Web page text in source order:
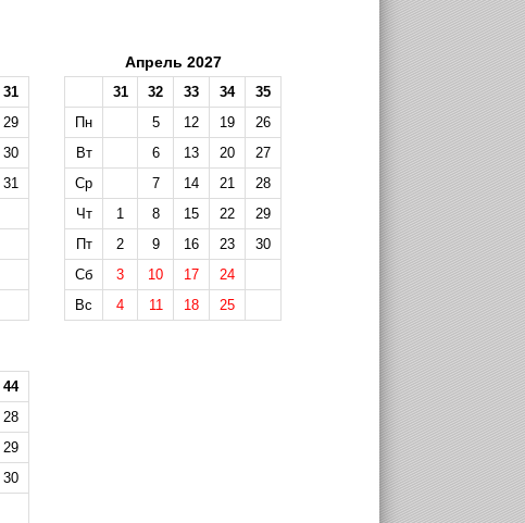
31
29
30
31
Апрель 2027
31 32 33 34
35
Пн
5 12 19
26
Вт
6 13 20
27
Ср
7 14 21
28
Чт
1 8 15 22
29
Пт
2 9 16 23
30
Сб
3 10 17
24
Вс
4 11 18 25
44
28
29
30